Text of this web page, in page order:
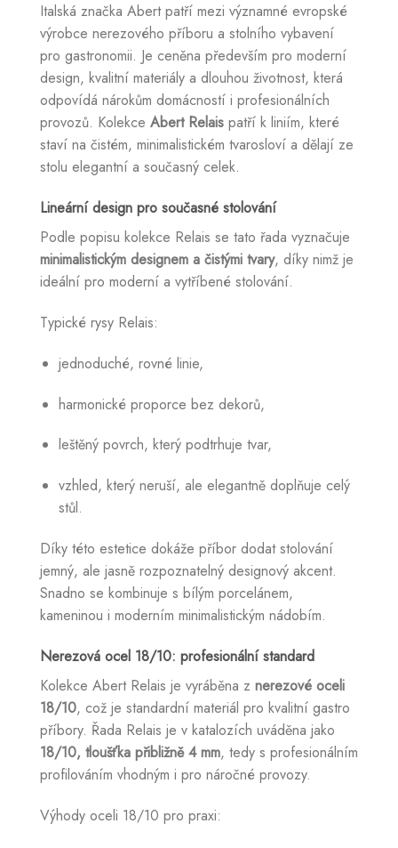
Italská značka Abert patří mezi významné evropské
výrobce nerezového příboru a stolního vybavení
pro gastronomii. Je ceněna především pro moderní
design, kvalitní materiály a dlouhou životnost, která
odpovídá nárokům domácností i profesionálních
provozů. Kolekce Abert Relais patří k liniím, které
staví na čistém, minimalistickém tvarosloví a dělají ze
stolu elegantní a současný celek.
Lineární design pro současné stolování
Podle popisu kolekce Relais se tato řada vyznačuje
minimalistickým designem a čistými tvary, díky nimž je
ideální pro moderní a vytříbené stolování.
Typické rysy Relais:
jednoduché, rovné linie,
harmonické proporce bez dekorů,
leštěný povrch, který podtrhuje tvar,
vzhled, který neruší, ale elegantně doplňuje celý
stůl.
Díky této estetice dokáže příbor dodat stolování
jemný, ale jasně rozpoznatelný designový akcent.
Snadno se kombinuje s bílým porcelánem,
kameninou i moderním minimalistickým nádobím.
Nerezová ocel 18/10: profesionální standard
Kolekce Abert Relais je vyráběna z nerezové oceli
18/10, což je standardní materiál pro kvalitní gastro
příbory. Řada Relais je v katalozích uváděna jako
18/10, tloušťka přibližně 4 mm, tedy s profesionálním
profilováním vhodným i pro náročné provozy.
Výhody oceli 18/10 pro praxi: